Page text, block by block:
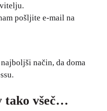
pošljite e-mail na
način, da doma
tako všeč…